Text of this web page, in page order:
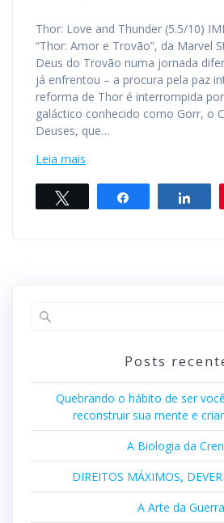
Thor: Love and Thunder (5.5/10)
“Thor: Amor e Trovão”, da Marvel
Deus do Trovão numa jornada
já enfrentou – a procura pela paz
reforma de Thor é interrompida
galáctico conhecido como Gorr, o
Deuses, que…
Leia mais
Compartilhar
Posts
Quebrando o hábito de ser
reconstruir sua mente e
A Biologia da
DIREITOS MÁXIMOS,
A Arte da Guerra